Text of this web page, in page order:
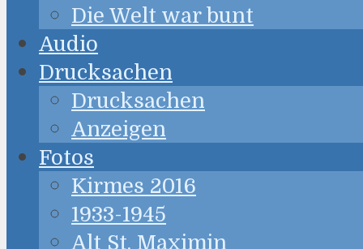
Die Welt war bunt
Audio
Drucksachen
Drucksachen
Anzeigen
Fotos
Kirmes 2016
1933-1945
Alt St. Maximin